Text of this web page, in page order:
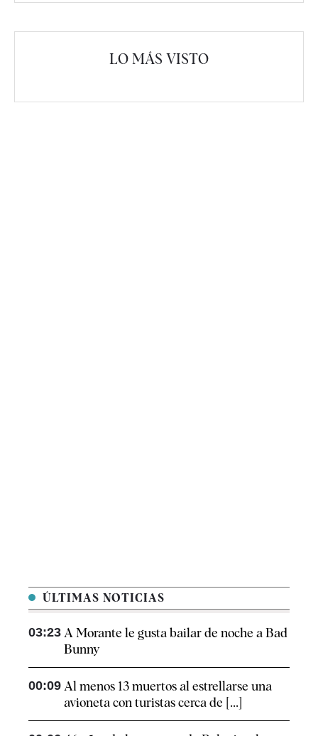
LO MÁS VISTO
ÚLTIMAS NOTICIAS
03:23 A Morante le gusta bailar de noche a Bad
Bunny
00:09 Al menos 13 muertos al estrellarse una
avioneta con turistas cerca de [...]